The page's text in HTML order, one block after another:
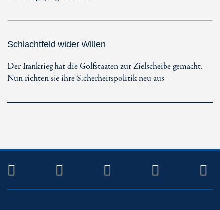
Schlachtfeld wider Willen
Der Irankrieg hat die Golfstaaten zur Zielscheibe gemacht.
Nun richten sie ihre Sicherheitspolitik neu aus.
TWITTERFACEBOOKINSTAGRAM